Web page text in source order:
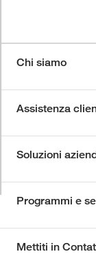
Chi siamo
Assistenza
Soluzioni
Programmi e
Mettiti in